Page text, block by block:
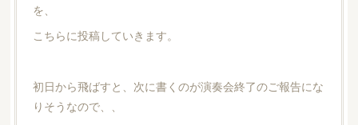
を、
こちらに投稿していきます。
初日から飛ばすと、次に書くのが演奏会終了のご報告にな
りそうなので、、